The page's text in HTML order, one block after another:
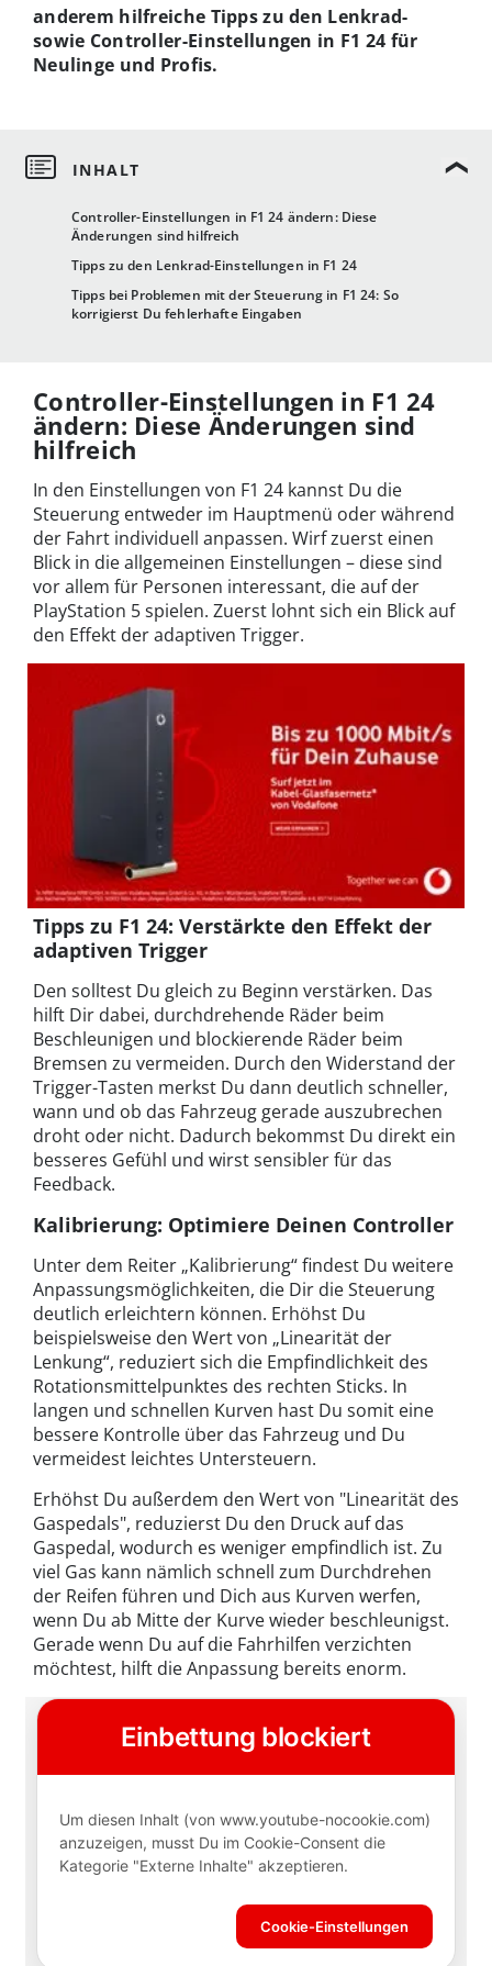
Controller-Einstellungen in F1 24 ändern: Diese
Änderungen sind hilfreich
Tipps zu den Lenkrad-Einstellungen in F1 24
Tipps bei Problemen mit der Steuerung in F1 24: So
korrigierst Du fehlerhafte Eingaben
anderem hilfreiche Tipps zu den Lenkrad-
sowie Controller-Einstellungen in F1 24 für
Neulinge und Profis.
Controller-Einstellungen in F1 24
ändern: Diese Änderungen sind
hilfreich
In den Einstellungen von F1 24 kannst Du die
Steuerung entweder im Hauptmenü oder während
der Fahrt individuell anpassen. Wirf zuerst einen
Blick in die allgemeinen Einstellungen – diese sind
vor allem für Personen interessant, die auf der
PlayStation 5 spielen. Zuerst lohnt sich ein Blick auf
den Effekt der adaptiven Trigger.
Tipps zu F1 24: Verstärkte den Effekt der
adaptiven Trigger
Den solltest Du gleich zu Beginn verstärken. Das
hilft Dir dabei, durchdrehende Räder beim
Beschleunigen und blockierende Räder beim
Bremsen zu vermeiden. Durch den Widerstand der
Trigger-Tasten merkst Du dann deutlich schneller,
wann und ob das Fahrzeug gerade auszubrechen
droht oder nicht. Dadurch bekommst Du direkt ein
besseres Gefühl und wirst sensibler für das
Feedback.
Kalibrierung: Optimiere Deinen Controller
Unter dem Reiter „Kalibrierung“ findest Du weitere
Anpassungsmöglichkeiten, die Dir die Steuerung
deutlich erleichtern können. Erhöhst Du
beispielsweise den Wert von „Linearität der
Lenkung“, reduziert sich die Empfindlichkeit des
Rotationsmittelpunktes des rechten Sticks. In
langen und schnellen Kurven hast Du somit eine
bessere Kontrolle über das Fahrzeug und Du
vermeidest leichtes Untersteuern.
Erhöhst Du außerdem den Wert von "Linearität des
Gaspedals", reduzierst Du den Druck auf das
Gaspedal, wodurch es weniger empfindlich ist. Zu
viel Gas kann nämlich schnell zum Durchdrehen
der Reifen führen und Dich aus Kurven werfen,
wenn Du ab Mitte der Kurve wieder beschleunigst.
Gerade wenn Du auf die Fahrhilfen verzichten
möchtest, hilft die Anpassung bereits enorm.